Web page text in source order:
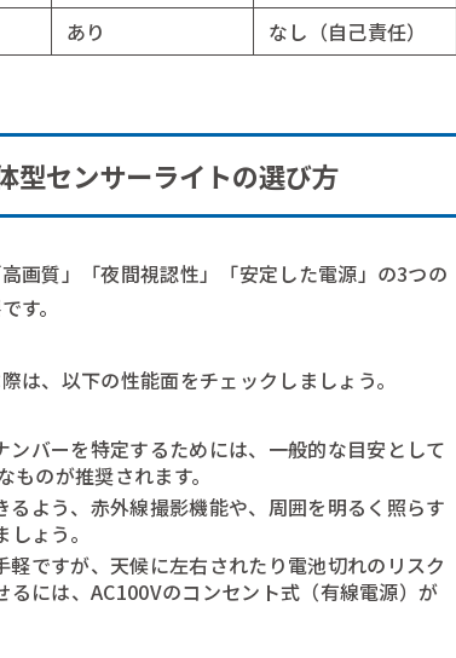
あり なし（自己責任）
型センサーライトの選び方
画質」「夜間視認性」「安定した電源」の3つの
す。
は、以下の性能面をチェックしましょう。
ンバーを特定するためには、一般的な目安として
のが推奨されます。
るよう、赤外線撮影機能や、周囲を明るく照らす
ょう。
軽ですが、天候に左右されたり電池切れのリスク
には、AC100Vのコンセント式（有線電源）が